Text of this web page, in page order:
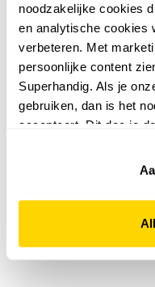
noodzakelijke cookies
en analytische cookies
verbeteren. Met
persoonlijke content
Superhandig. Als je
gebruiken, dan is het
accepteert. Dit doe je
website niet optimaal